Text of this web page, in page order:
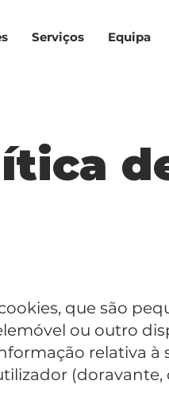
Serviços Equipa
que são
ou outro
relativa
(doravante,